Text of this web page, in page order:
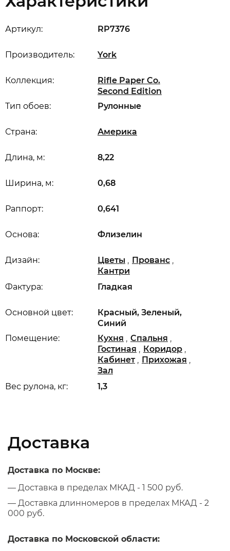
Артикул: RP7376
Производитель: York
Коллекция:
Rifle Paper Co.
Second Edition
Длина, м: 8,22
Ширина, м: 0,68
Вес рулона, кг: 1,3
Раппорт: 0,641
Основной цвет:
Красный, Зеленый,
Синий
Дизайн: Цветы , Прованс ,
Кантри
Основа: Флизелин
Помещение: Кухня , Спальня ,
Гостиная , Коридор ,
Кабинет , Прихожая ,
Зал
Страна: Америка
Тип обоев: Рулонные
Фактура: Гладкая
Доставка
Доставка по Москве:
— Доставка в пределах МКАД - 1 500 руб.
— Доставка длинномеров в пределах МКАД - 2
000 руб.
Доставка по Московской области: